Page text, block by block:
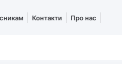
Контакти Про нас